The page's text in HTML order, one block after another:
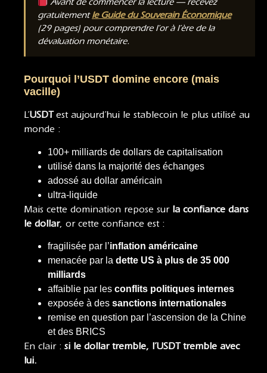
Avant de commencer la lecture — recevez
gratuitementle Guide du Souverain Économique
(29 pages) pour comprendre l’or à l’ère de la
dévaluation monétaire.
Pourquoi l’USDT domine encore (mais
vacille)
L’USDTest aujourd’hui le stablecoin le plus utilisé au
monde :
100+ milliards de dollars de capitalisation
utilisé dans la majorité des échanges
adossé au dollar américain
ultra-liquide
Mais cette domination repose sur la confiance dans
le dollar, or cette confiance est :
fragilisée par l’inflation américaine
menacée par la dette US à plus de 35 000
milliards
affaiblie par les conflits politiques internes
exposée à des sanctions internationales
remise en question par l’ascension de la Chine
et des BRICS
En clair : si le dollar tremble, l’USDT tremble avec
lui.